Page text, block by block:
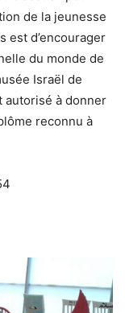
de la jeunesse
est d’encourager
du monde de
Israël de
autorisé à donner
reconnu à